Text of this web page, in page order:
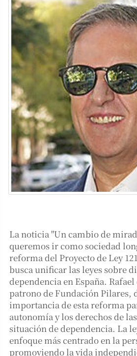
La noticia "Un cambio de
queremos ir como sociedad
reforma del Proyecto de Ley
busca unificar las leyes sobre
dependencia en España.
patrono de Fundación Pilares,
importancia de esta reforma
autonomía y los derechos de
situación de dependencia. La
enfoque más centrado en la
promoviendo la vida